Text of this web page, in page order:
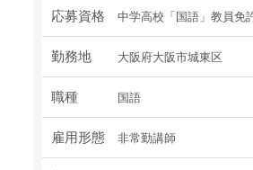
応募資格 中学高校「国語」教員免
勤務地 大阪府大阪市城東区
職種 国語
雇用形態 非常勤講師